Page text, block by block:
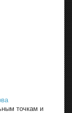
точкам и